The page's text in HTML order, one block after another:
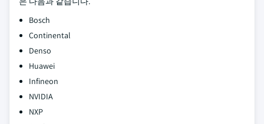
Bosch
Continental
Denso
Huawei
Infineon
NVIDIA
NXP